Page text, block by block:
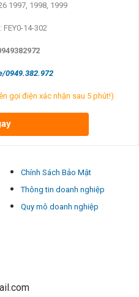
1997, 1998, 1999
FEY0-14-302
0949.382.972
gọi điện xác nhận sau 5 phút!)
Chính Sách Bảo Mật
Thông tin doanh nghiệp
Quy mô doanh nghiệp